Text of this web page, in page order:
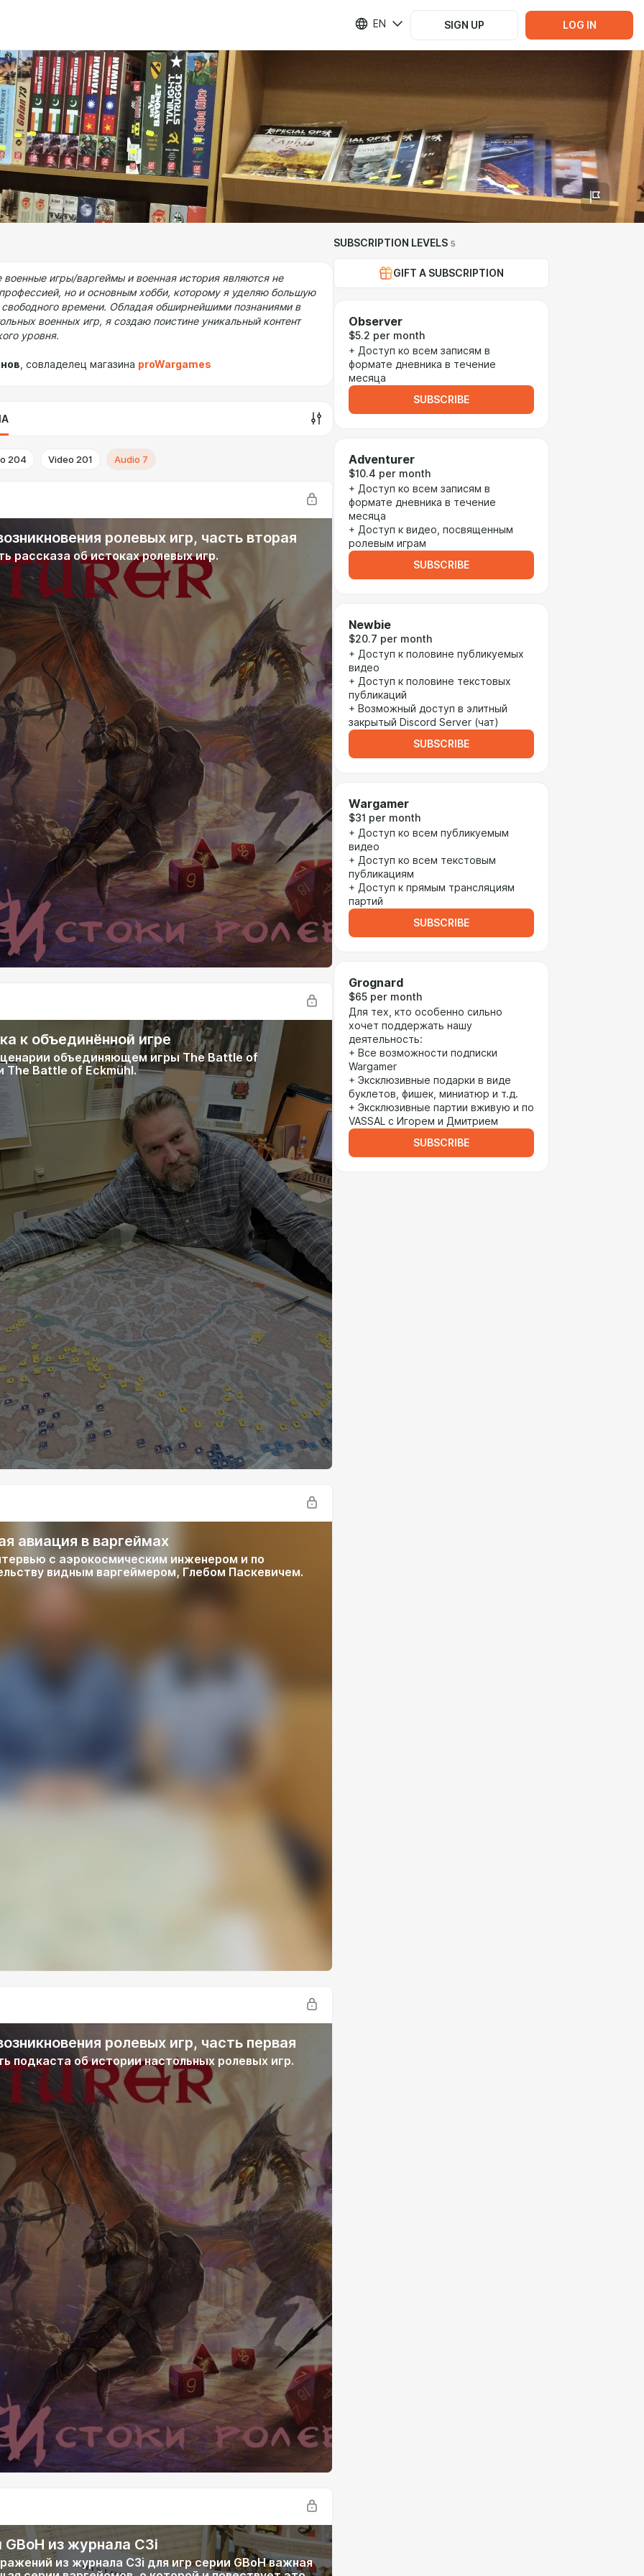
EN SIGN UP LOG IN
игры/варгеймы и военная история являются не
но и основным хобби, которому я уделяю большую
свободного времени. Обладая обширнейшими познаниями в
военных игр, я создаю поистине уникальный контент
уровня.
, совладелец магазина proWargames
204 Video 201 Audio 7
ролевых игр, часть вторая
рассказа об истоках ролевых игр.
к объединённой игре
объединяющем игры The Battle of
The Battle of Eckmühl.
авиация в варгеймах
с аэрокосмическим инженером и по
видным варгеймером, Глебом Паскевичем.
ролевых игр, часть первая
подкаста об истории настольных ролевых игр.
из журнала C3i
из журнала C3i для игр серии GBoH важная
SUBSCRIPTION LEVELS 5
GIFT A SUBSCRIPTION
Observer
$5.2 per month
+ Доступ ко всем записям в
формате дневника в течение
месяца
SUBSCRIBE
Adventurer
$10.4 per month
+ Доступ ко всем записям в
формате дневника в течение
месяца
+ Доступ к видео, посвященным
ролевым играм
SUBSCRIBE
Newbie
$20.7 per month
+ Доступ к половине публикуемых
видео
+ Доступ к половине текстовых
публикаций
+ Возможный доступ в элитный
закрытый Discord Server (чат)
SUBSCRIBE
Wargamer
$31 per month
+ Доступ ко всем публикуемым
видео
+ Доступ ко всем текстовым
публикациям
+ Доступ к прямым трансляциям
партий
SUBSCRIBE
Grognard
$65 per month
Для тех, кто особенно сильно
хочет поддержать нашу
деятельность:
+ Все возможности подписки
Wargamer
+ Эксклюзивные подарки в виде
буклетов, фишек, миниатюр и т.д.
+ Эксклюзивные партии вживую и по
VASSAL с Игорем и Дмитрием
SUBSCRIBE